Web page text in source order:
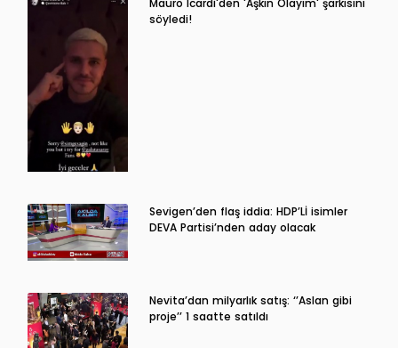
söyledi!
Sevigen’den flaş iddia: HDP’Lİ isimler
DEVA Partisi’nden aday olacak
Nevita’dan milyarlık satış: ‘’Aslan gibi
proje’’ 1 saatte satıldı